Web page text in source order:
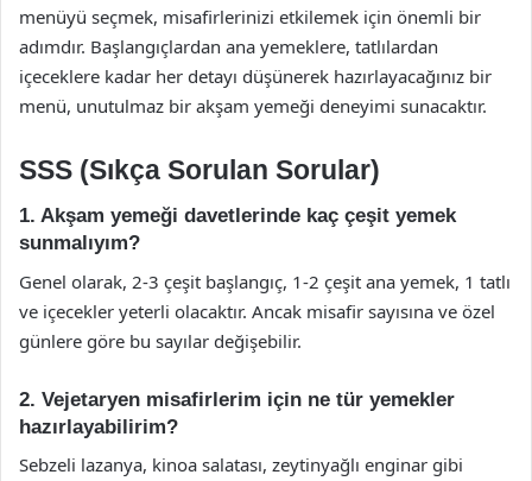
menüyü seçmek, misafirlerinizi etkilemek için önemli bir
adımdır. Başlangıçlardan ana yemeklere, tatlılardan
içeceklere kadar her detayı düşünerek hazırlayacağınız bir
menü, unutulmaz bir akşam yemeği deneyimi sunacaktır.
SSS (Sıkça Sorulan Sorular)
1. Akşam yemeği davetlerinde kaç çeşit yemek
sunmalıyım?
Genel olarak, 2-3 çeşit başlangıç, 1-2 çeşit ana yemek, 1 tatlı
ve içecekler yeterli olacaktır. Ancak misafir sayısına ve özel
günlere göre bu sayılar değişebilir.
2. Vejetaryen misafirlerim için ne tür yemekler
hazırlayabilirim?
Sebzeli lazanya, kinoa salatası, zeytinyağlı enginar gibi